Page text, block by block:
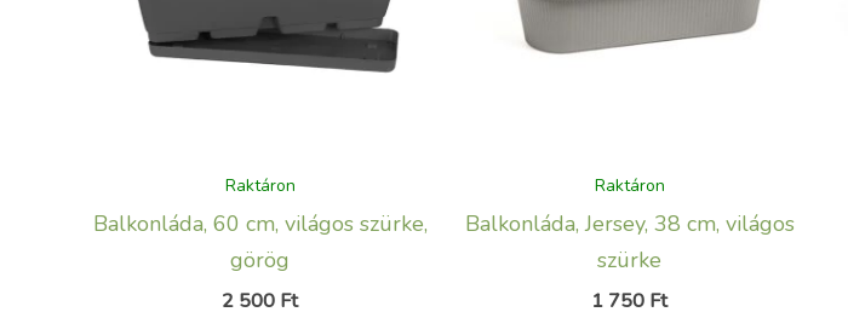
Raktáron
Balkonláda, 60 cm, világos szürke,
görög
2 500 Ft
Raktáron
Balkonláda, Jersey, 38 cm, világos
szürke
1 750 Ft